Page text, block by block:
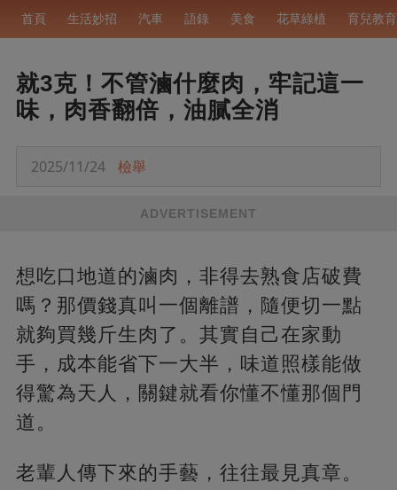
首頁 生活妙招 汽車 語錄 美食 花草綠植 育兒教育
就3克！不管滷什麼肉，牢記這一
味，肉香翻倍，油膩全消
2025/11/24 檢舉
ADVERTISEMENT
想吃口地道的滷肉，非得去熟食店破費
嗎？那價錢真叫一個離譜，隨便切一點
就夠買幾斤生肉了。其實自己在家動
手，成本能省下一大半，味道照樣能做
得驚為天人，關鍵就看你懂不懂那個門
道。
老輩人傳下來的手藝，往往最見真章。